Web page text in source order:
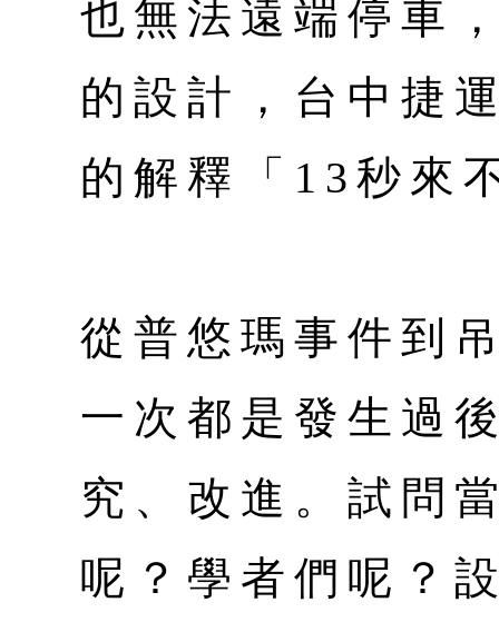
也無法遠端停車
的設計，台中捷
的解釋「13秒來
從普悠瑪事件到
一次都是發生過
究、改進。試問
呢？學者們呢？